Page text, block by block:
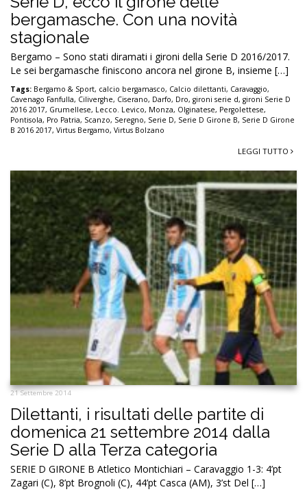
bergamasche. Con una novità
stagionale
Bergamo – Sono stati diramati i gironi della Serie D 2016/2017.
Le sei bergamasche finiscono ancora nel girone B, insieme […]
Tags: Bergamo & Sport, calcio bergamasco, Calcio dilettanti, Caravaggio,
Cavenago Fanfulla, Ciliverghe, Ciserano, Darfo, Dro, gironi serie d, gironi Serie D
2016 2017, Grumellese, Lecco. Levico, Monza, Olginatese, Pergolettese,
Pontisola, Pro Patria, Scanzo, Seregno, Serie D, Serie D Girone B, Serie D Girone
B 2016 2017, Virtus Bergamo, Virtus Bolzano
LEGGI TUTTO
21 Settembre 2014
Dilettanti, i risultati delle partite di
domenica 21 settembre 2014 dalla
Serie D alla Terza categoria
SERIE D GIRONE B Atletico Montichiari – Caravaggio 1-3: 4’pt
Zagari (C), 8’pt Brognoli (C), 44’pt Casca (AM), 3’st Del […]